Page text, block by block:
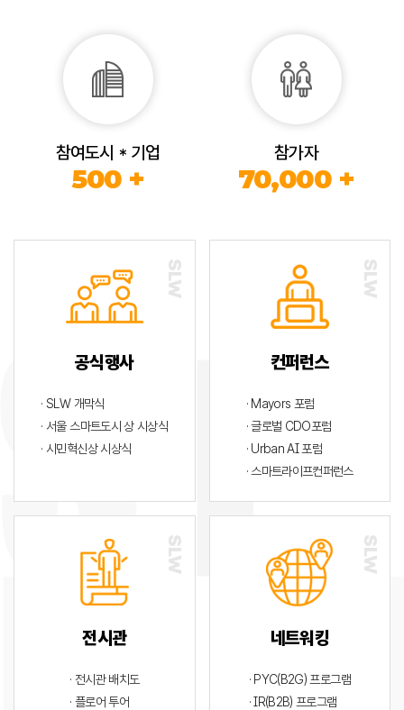
참여도시 * 기업
500 +
참가자
70,000 +
공식행사
· SLW 개막식
· 서울 스마트도시 상 시상식
· 시민혁신상 시상식
컨퍼런스
· Mayors 포럼
· 글로벌 CDO포럼
· Urban AI 포럼
· 스마트라이프컨퍼런스
전시관
· 전시관 배치도
· 플로어 투어
네트워킹
· PYC(B2G) 프로그램
· IR(B2B) 프로그램